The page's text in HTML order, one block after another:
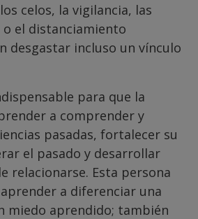
celos, la vigilancia, las
el distanciamiento
desgastar incluso un vínculo
para que la
a comprender y
pasadas, fortalecer su
el pasado y desarrollar
relacionarse. Esta persona
a diferenciar una
miedo aprendido; también